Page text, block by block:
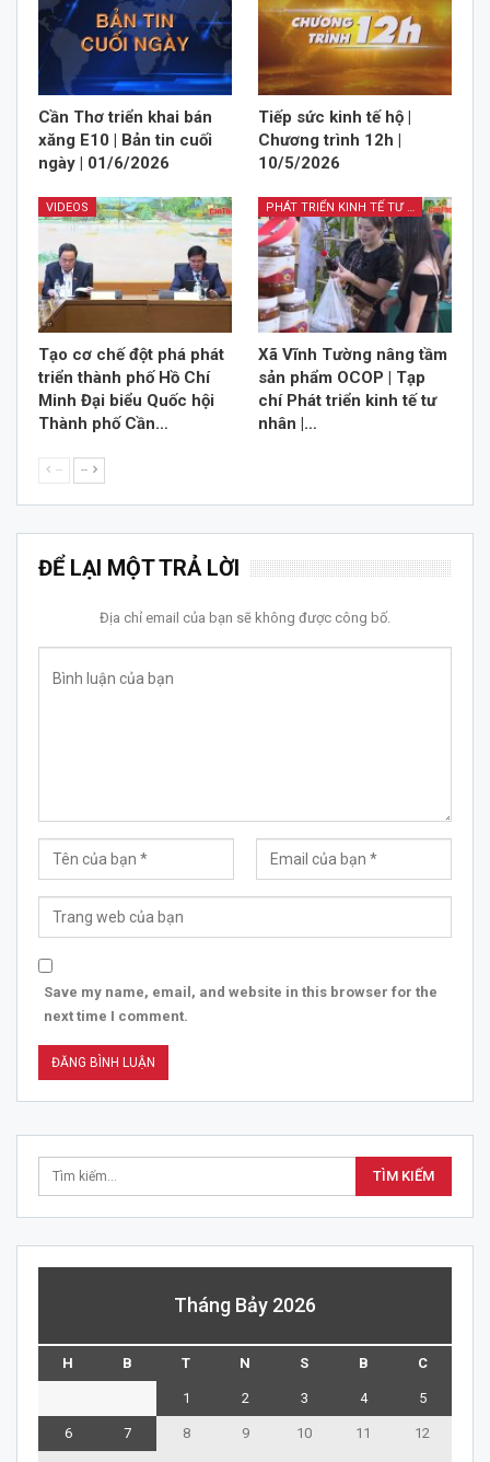
Cần Thơ triển khai bán
xăng E10 | Bản tin cuối
ngày | 01/6/2026
Tiếp sức kinh tế hộ |
Chương trình 12h |
10/5/2026
VIDEOS
Tạo cơ chế đột phá phát
triển thành phố Hồ Chí
Minh Đại biểu Quốc hội
Thành phố Cần…
PHÁT TRIỂN KINH TẾ TƯ NHÂN
Xã Vĩnh Tường nâng tầm
sản phẩm OCOP | Tạp
chí Phát triển kinh tế tư
nhân |…
-- --
ĐỂ LẠI MỘT TRẢ LỜI
Địa chỉ email của bạn sẽ không được công bố.
Save my name, email, and website in this browser for the
next time I comment.
Tháng Bảy 2026
H B T N S B C
1 2 3 4 5
6 7 8 9 10 11 12